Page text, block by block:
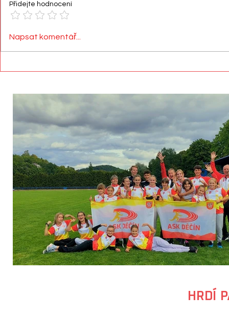
Parádní týmové vystoupení
domácí půdě - druhé a třetí
Přidejte hodnocení
Napsat komentář...
HRDÍ